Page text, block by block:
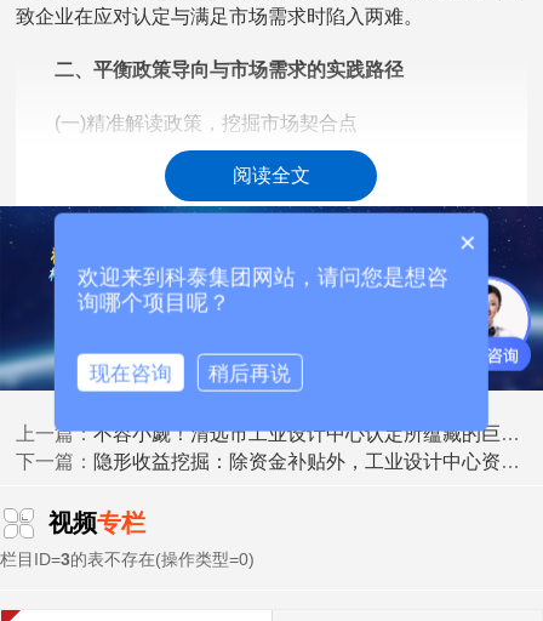
致企业在应对认定与满足市场需求时陷入两难。
二、平衡政策导向与市场需求的实践路径
(一)精准解读政策，挖掘市场契合点
企业应深入研究《东莞市工业设计中心认定管理办
法》，结合自身所在行业特点，寻找政策支持与市场需求的
交集。例如，政策鼓励智能家居领域的设计创新，企业可聚
焦消费者对智能家电便捷性、节能性的需求，开发兼具政策
导向优势与市场竞争力的产品，在申报工业设计中心认定的
阅读全文
上一篇：不容小觑！清远市工业设计中心认定所蕴藏的巨大红利
下一篇： 隐形收益挖掘：除资金补贴外，工业设计中心资质还有哪些隐藏价值？
视频专栏
栏目ID=3的表不存在(操作类型=0)
×
欢迎来到科泰集团网站，请问您是想咨
询哪个项目呢？
现在咨询 稍后再说